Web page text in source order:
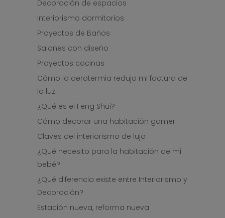
Decoración de espacios
Interiorismo dormitorios
Proyectos de Baños
Salones con diseño
Proyectos cocinas
Cómo la aerotermia redujo mi factura de
la luz
¿Qué es el Feng Shui?
Cómo decorar una habitación gamer
Claves del interiorismo de lujo
¿Qué necesito para la habitación de mi
bebé?
¿Qué diferencia existe entre Interiorismo y
Decoración?
Estación nueva, reforma nueva